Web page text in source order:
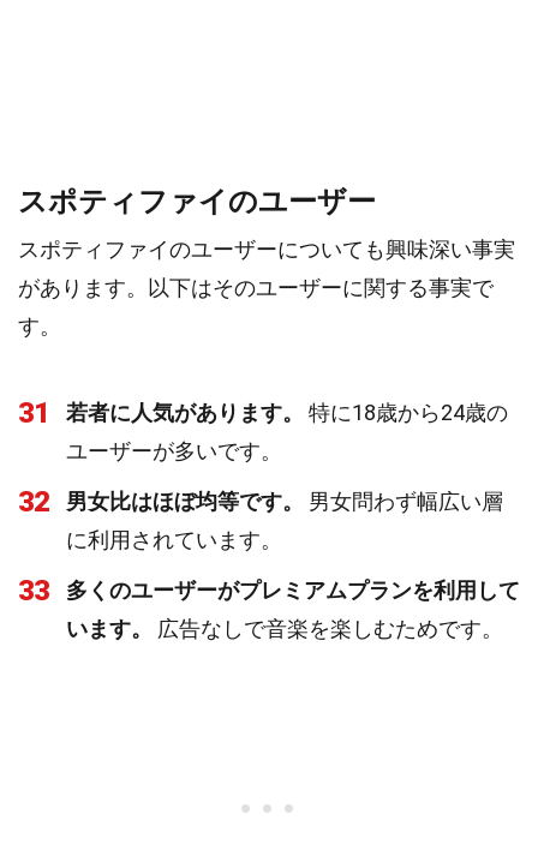
スポティファイのユーザー
スポティファイのユーザーについても興味深い事実
があります。以下はそのユーザーに関する事実で
す。
31 若者に人気があります。
特に18歳から24歳の
ユーザーが多いです。
32 男女比はほぼ均等です。
男女問わず幅広い層
に利用されています。
33
多くのユーザーがプレミアムプランを利用して
います。
広告なしで音楽を楽しむためです。